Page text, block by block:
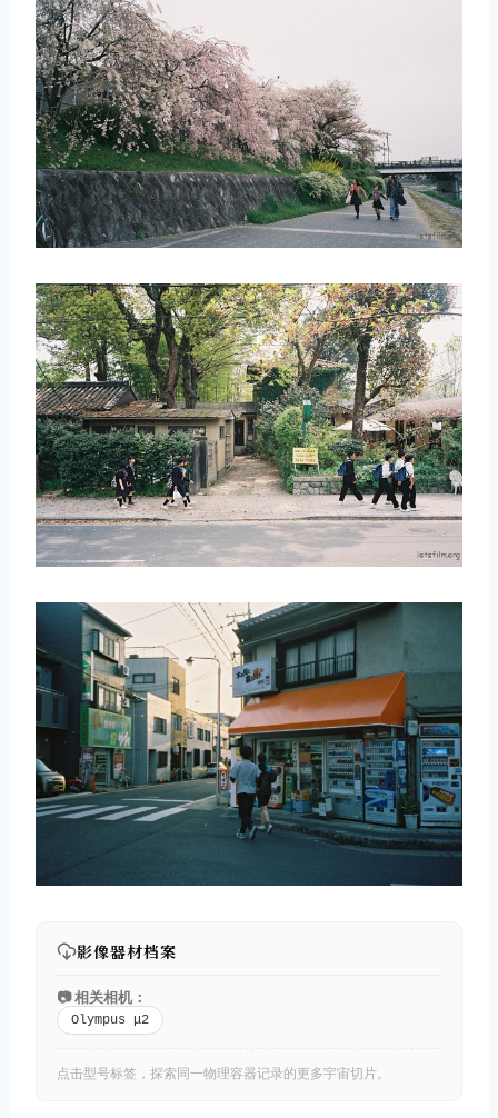
影像器材档案
📷 相关相机：
Olympus μ2
点击型号标签，探索同一物理容器记录的更多宇宙切片。
取消 搜索